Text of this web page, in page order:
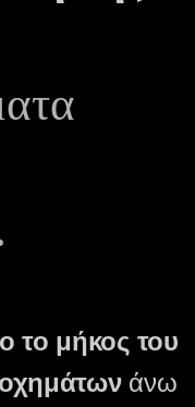
το μήκος του
άνω